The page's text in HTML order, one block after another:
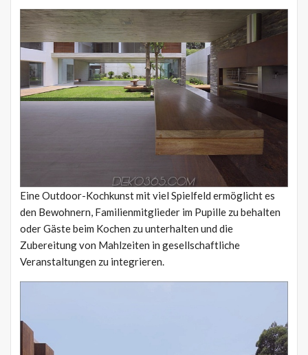
Eine Outdoor-Kochkunst mit viel Spielfeld ermöglicht es
den Bewohnern, Familienmitglieder im Pupille zu behalten
oder Gäste beim Kochen zu unterhalten und die
Zubereitung von Mahlzeiten in gesellschaftliche
Veranstaltungen zu integrieren.